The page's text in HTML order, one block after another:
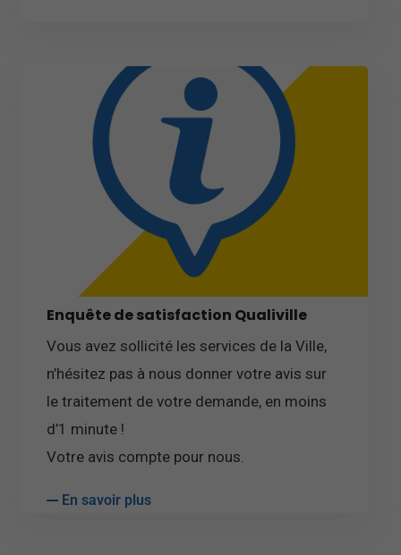
Enquête de satisfaction Qualiville
Vous avez sollicité les services de la Ville,
n’hésitez pas à nous donner votre avis sur
le traitement de votre demande, en moins
d’1 minute !
Votre avis compte pour nous.
En savoir plus